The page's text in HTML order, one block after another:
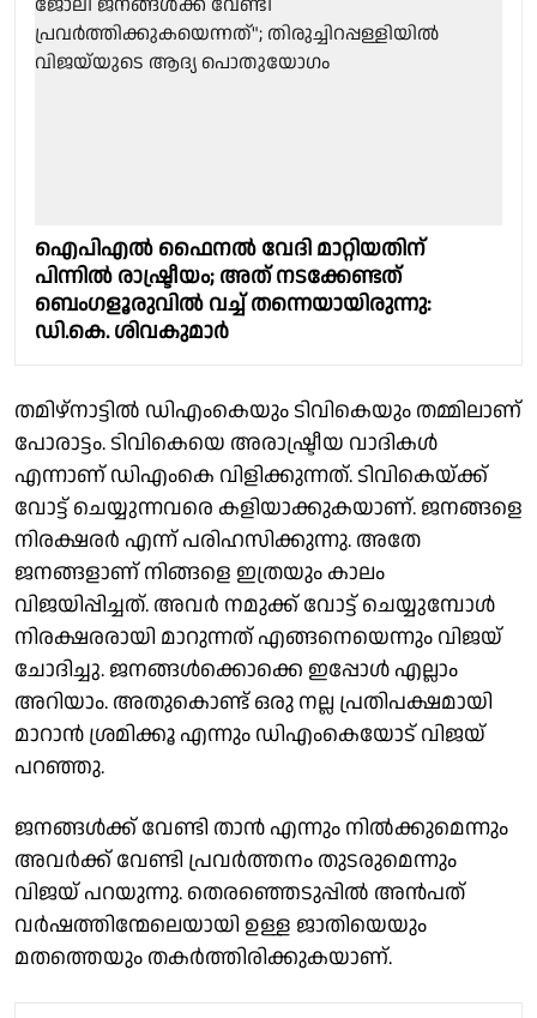
ഐപിഎല്‍ ഫൈനല്‍ വേദി മാറ്റിയതിന്
പിന്നില്‍ രാഷ്ട്രീയം; അത് നടക്കേണ്ടത്
ബെംഗളൂരുവില്‍ വച്ച് തന്നെയായിരുന്നു:
ഡി.കെ. ശിവകുമാര്‍
തമിഴ്‌നാട്ടില്‍ ഡിഎംകെയും ടിവികെയും തമ്മിലാണ്
പോരാട്ടം. ടിവികെയെ അരാഷ്ട്രീയ വാദികള്‍
എന്നാണ് ഡിഎംകെ വിളിക്കുന്നത്. ടിവികെയ്ക്ക്
വോട്ട് ചെയ്യുന്നവരെ കളിയാക്കുകയാണ്. ജനങ്ങളെ
നിരക്ഷരര്‍ എന്ന് പരിഹസിക്കുന്നു. അതേ
ജനങ്ങളാണ് നിങ്ങളെ ഇത്രയും കാലം
വിജയിപ്പിച്ചത്. അവര്‍ നമുക്ക് വോട്ട് ചെയ്യുമ്പോള്‍
നിരക്ഷരരായി മാറുന്നത് എങ്ങനെയെന്നും വിജയ്
ചോദിച്ചു. ജനങ്ങള്‍ക്കൊക്കെ ഇപ്പോള്‍ എല്ലാം
അറിയാം. അതുകൊണ്ട് ഒരു നല്ല പ്രതിപക്ഷമായി
മാറാന്‍ ശ്രമിക്കൂ എന്നും ഡിഎംകെയോട് വിജയ്
പറഞ്ഞു.
ജനങ്ങള്‍ക്ക് വേണ്ടി താന്‍ എന്നും നില്‍ക്കുമെന്നും
അവര്‍ക്ക് വേണ്ടി പ്രവര്‍ത്തനം തുടരുമെന്നും
വിജയ് പറയുന്നു. തെരഞ്ഞെടുപ്പില്‍ അന്‍പത്
വര്‍ഷത്തിന്മേലെയായി ഉള്ള ജാതിയെയും
മതത്തെയും തകര്‍ത്തിരിക്കുകയാണ്.